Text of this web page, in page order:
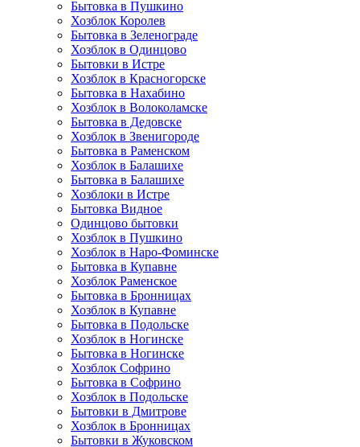
Бытовкa в Пушкино
Хозблок Королев
Бытовка в Зеленограде
Хозблок в Одинцово
Бытовки в Истре
Хозблок в Красногорске
Бытовка в Нахабино
Хозблок в Волоколамске
Бытовкa в Дедовске
Хозблок в Звенигороде
Бытовка в Раменском
Хозблок в Балашихе
Бытовкa в Балашихе
Хозблоки в Истре
Бытовка Видное
Одинцово бытовки
Хозблок в Пушкино
Хозблок в Наро-Фоминске
Бытовка в Купавне
Хозблок Раменское
Бытовка в Бронницах
Хозблок в Купавне
Бытовка в Подольске
Хозблок в Ногинске
Бытовка в Ногинске
Хозблок Софрино
Бытовка в Софрино
Хозблок в Подольске
Бытовки в Дмитрове
Хозблок в Бронницах
Бытовки в Жуковском